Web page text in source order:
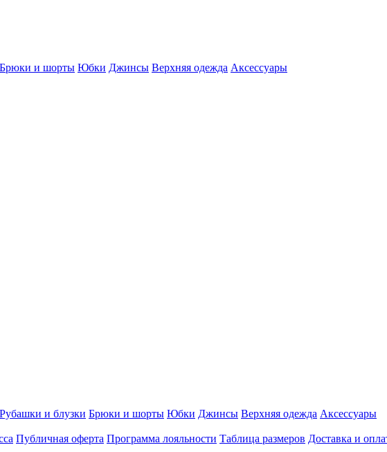
Брюки и шорты Юбки Джинсы Верхняя одежда Аксессуары
Рубашки и блузки Брюки и шорты Юбки Джинсы Верхняя одежда Аксесcуары
Публичная оферта Программа лояльности Таблица размеров Доставка и